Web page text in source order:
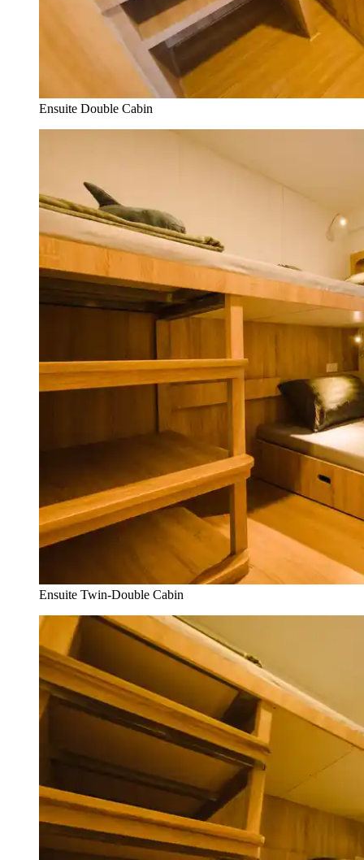
Ensuite Double Cabin
Ensuite Twin-Double Cabin